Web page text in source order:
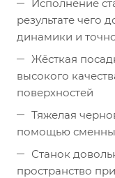
Исполнение
результате чего
динамики и
Жёсткая
высокого
поверхностей
Тяжелая
помощью
Станок
пространство